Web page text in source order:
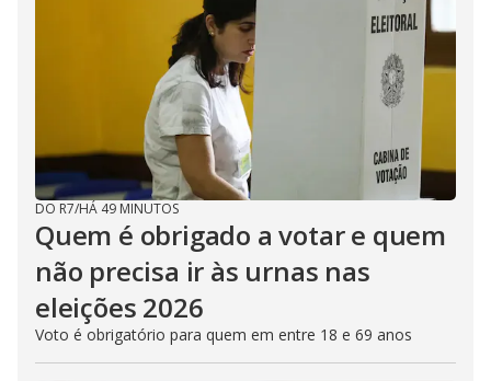
DO R7/HÁ 49 MINUTOS
Quem é obrigado a votar e quem
não precisa ir às urnas nas
eleições 2026
Voto é obrigatório para quem em entre 18 e 69 anos